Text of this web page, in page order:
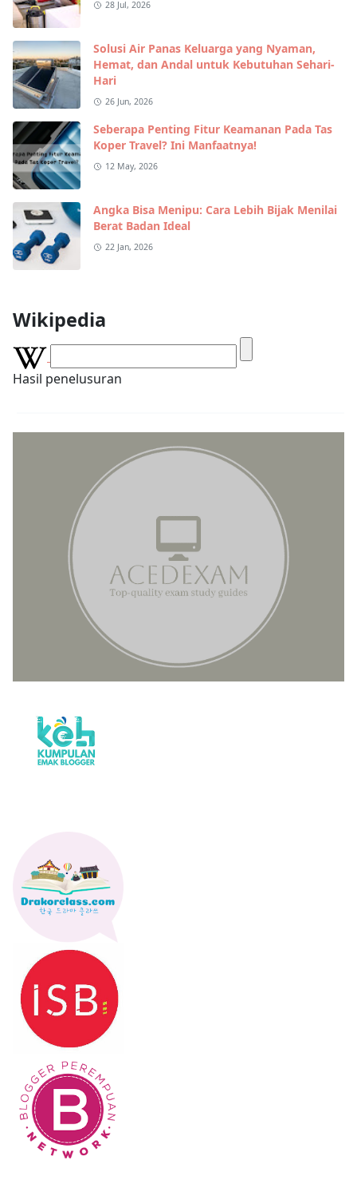
28 Jul, 2026
Solusi Air Panas Keluarga yang Nyaman,
Hemat, dan Andal untuk Kebutuhan Sehari-
Hari
26 Jun, 2026
Seberapa Penting Fitur Keamanan Pada Tas
Koper Travel? Ini Manfaatnya!
12 May, 2026
Angka Bisa Menipu: Cara Lebih Bijak Menilai
Berat Badan Ideal
22 Jan, 2026
Wikipedia
Hasil penelusuran